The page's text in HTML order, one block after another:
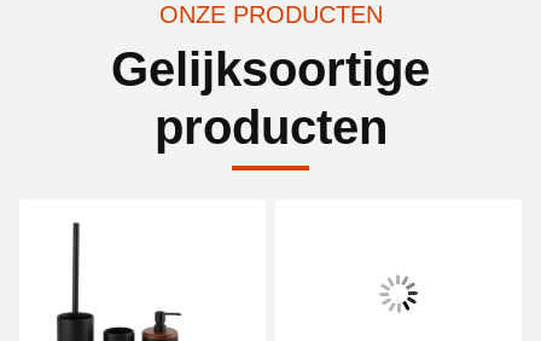
ONZE PRODUCTEN
Gelijksoortige
producten